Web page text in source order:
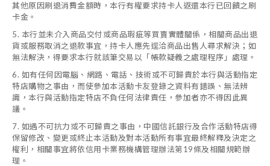
其他原因刷退消費金額時，本行有權要求持卡人返還本行已回饋之刷
卡金。
5. 本行並未介入商品交付或商品瑕疵等買賣實體關係，相關商品出退
貨或服務取消之退款事宜，持卡人應先逕洽商品出售人尋求解決；如
無法解決，得要求本行就該筆交易以「帳款疑義之處理程序」處理。
6. 如有任何因電腦、網路、電話、技術或不可歸責於本行與活動指定
特店購物之事由，而使參加本活動卡友登錄之資料有錯誤、無法辨
識，本行與活動指定特店不負任何法律責任，參加者亦不得因此異
議。
7. 如遇不可抗力或不可歸責之事由，中國信託銀行及合作活動特店得
保留修改、變更或終止本活動及對本活動所有事宜最終解釋及決定之
權利，相關事宜將依信用卡業務機構管理辦法第19條及相關規範辦
理。